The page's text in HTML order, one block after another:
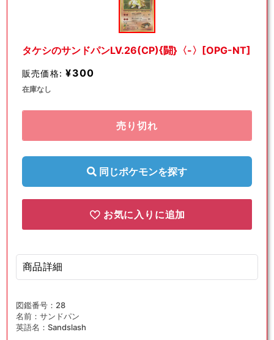
(1)
を
く
タケシのサンドパンLV.26(CP){闘}〈-〉[OPG-NT]
販売価格: ¥300
在庫なし
売り切れ
同じポケモンを探す
お気に入りに追加
商品詳細
図鑑番号：28
名前：サンドパン
英語名：Sandslash